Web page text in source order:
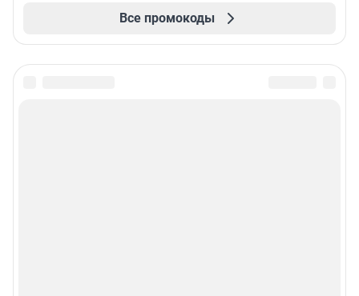
Все промокоды